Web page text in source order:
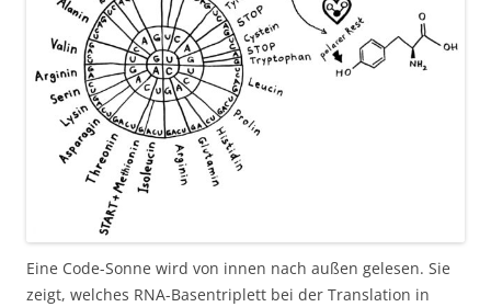
Eine Code-Sonne wird von innen nach außen gelesen. Sie
zeigt, welches RNA-Basentriplett bei der Translation in